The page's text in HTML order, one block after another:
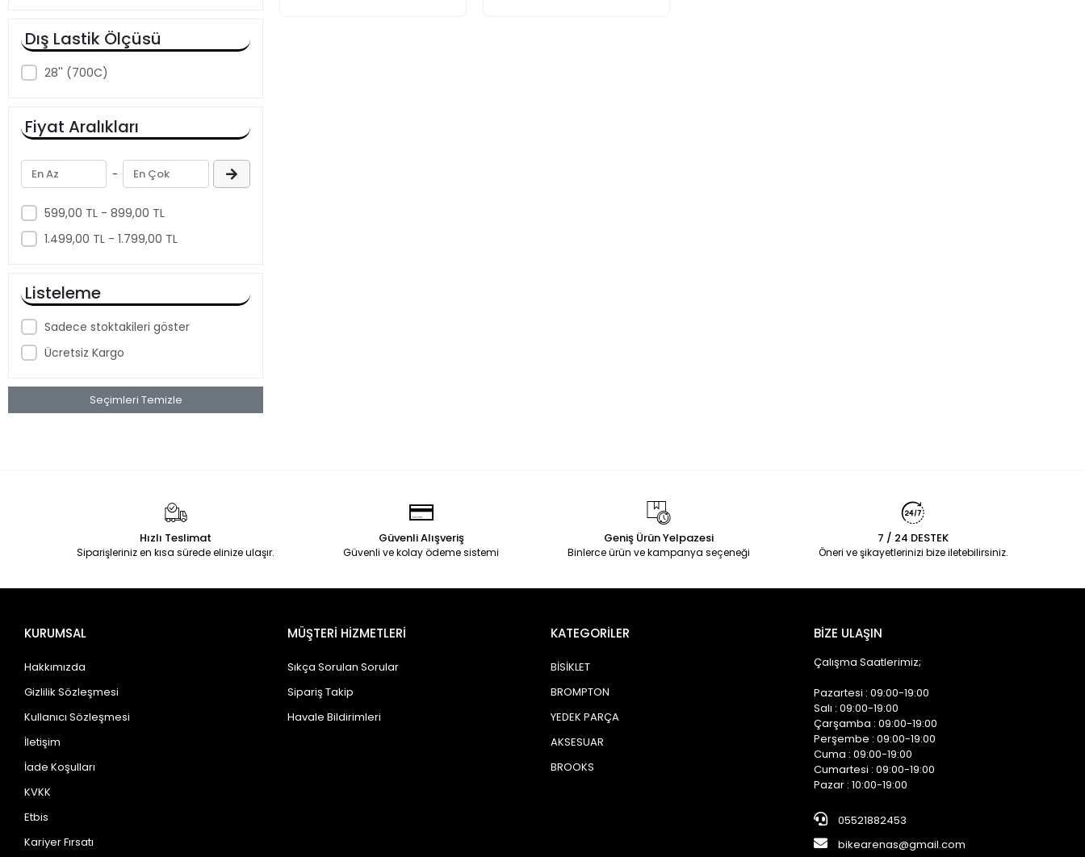
Cool Wheels
CRANK BROTHERS
DAHON
DT
ELITE
FIZIK
FSA
GIRO
MAGNUM
MICHELIN
MİTAS
Moon
MOSSO
MOTOREX
Ortlieb
PARK TOOL
POLİSPORT
PRO
Dış Lastik Ölçüsü
28'' (700C)
Fiyat Aralıkları
-
599,00 TL - 899,00 TL
1.499,00 TL - 1.799,00 TL
Listeleme
Sadece stoktakileri göster
Ücretsiz Kargo
Seçimleri Temizle
Hızlı Teslimat
Siparişleriniz en kısa sürede elinize ulaşır.
Güvenli Alışveriş
Güvenli ve kolay ödeme sistemi
Geniş Ürün Yelpazesi
Binlerce ürün ve kampanya seçeneği
7 / 24 DESTEK
Öneri ve şikayetlerinizi bize iletebilirsiniz.
KURUMSAL
Hakkımızda
Gizlilik Sözleşmesi
Kullanıcı Sözleşmesi
İletişim
İade Koşulları
KVKK
Etbis
Kariyer Fırsatı
MÜŞTERİ HİZMETLERİ
Sıkça Sorulan Sorular
Sipariş Takip
Havale Bildirimleri
KATEGORİLER
BİSİKLET
BROMPTON
YEDEK PARÇA
AKSESUAR
BROOKS
BİZE ULAŞIN
Çalışma Saatlerimiz;
Pazartesi : 09:00-19:00
Salı : 09:00-19:00
Çarşamba : 09:00-19:00
Perşembe : 09:00-19:00
Cuma : 09:00-19:00
Cumartesi : 09:00-19:00
Pazar : 10:00-19:00
05521882453
bikearenas@gmail.com